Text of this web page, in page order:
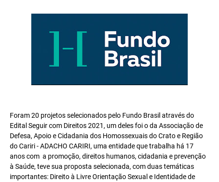
Foram 20 projetos selecionados pelo Fundo Brasil através do
Edital Seguir com Direitos 2021, um deles foi o da Associação de
Defesa, Apoio e Cidadania dos Homossexuais do Crato e Região
do Cariri - ADACHO CARIRI, uma entidade que trabalha há 17
anos com a promoção, direitos humanos, cidadania e prevenção
à Saúde, teve sua proposta selecionada, com duas temáticas
importantes: Direito à Livre Orientação Sexual e Identidade de